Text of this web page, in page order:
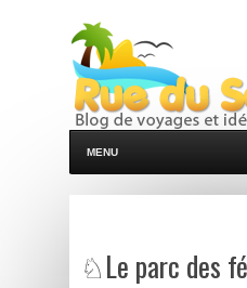
MENU
♘Le parc des